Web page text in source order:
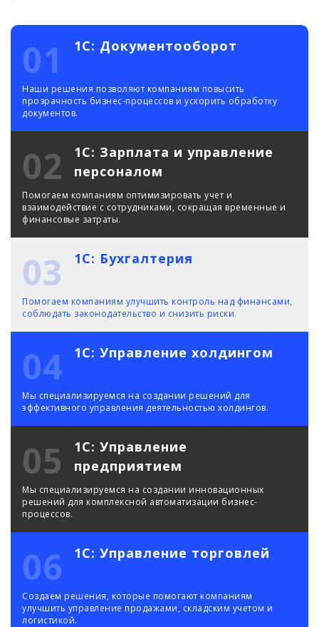
1С: Документооборот
01
Наши решения позволяют компаниям повысить
прозрачность бизнес-процессов и ускорить обработку
документов.
1С: Зарплата и управление
персоналом
02
Помогаем компаниям оптимизировать учет и
взаимодействие с сотрудниками, сокращая временные и
финансовые затраты.
1С: Бухгалтерия
03
Помогаем компаниям улучшить контроль над финансами,
соблюдать законодательство и снизить риски.
1С: Управление холдингом
04
Мы специализируемся на создании решений для
эффективного управления деятельностью холдингов.
1С: Управление
предприятием
05
Мы специализируемся на создании инновационных
решений для комплексной автоматизации бизнес-
процессов.
1С: Управление торговлей
06
Создаем решения, которые помогают компаниям
улучшить управление продажами, складским учетом и
логистикой.